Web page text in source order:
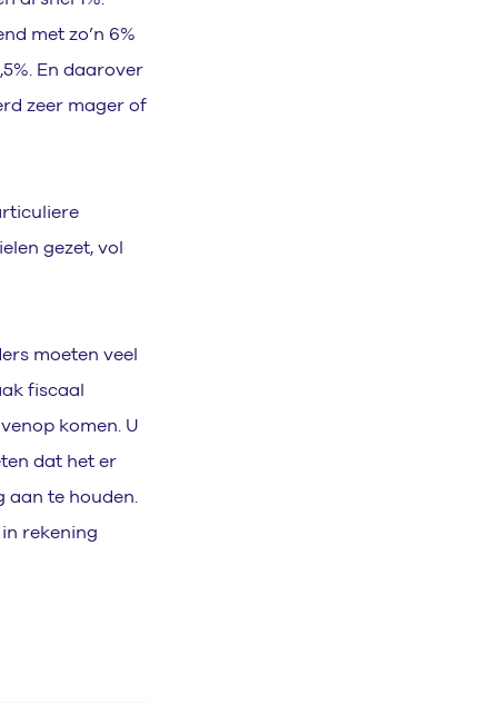
met zo’n 6%
En daarover
zeer mager of
gezet, vol
moeten veel
fiscaal
komen. U
dat het er
aan te houden.
rekening